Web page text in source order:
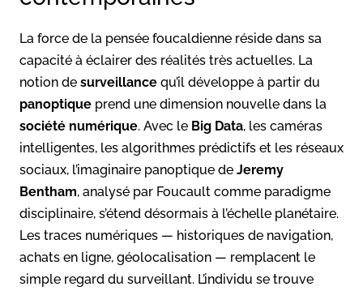
La force de la pensée foucaldienne réside dans sa
capacité à éclairer des réalités très actuelles. La
notion de surveillance qu’il développe à partir du
panoptique prend une dimension nouvelle dans la
société numérique. Avec le Big Data, les caméras
intelligentes, les algorithmes prédictifs et les réseaux
sociaux, l’imaginaire panoptique de Jeremy
Bentham, analysé par Foucault comme paradigme
disciplinaire, s’étend désormais à l’échelle planétaire.
Les traces numériques — historiques de navigation,
achats en ligne, géolocalisation — remplacent le
simple regard du surveillant. L’individu se trouve